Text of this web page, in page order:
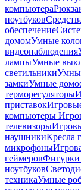
компьютера
ноутбуков
обеспечение
домомУмные
видеонаблюдения
лампыУмные
светильники
замкиУмные
терморегуляторы
приставок
компьютеры
телевизоры
наушникиКресла
микрофоны
геймеровФигурки
ноутбуков
техникаУмные